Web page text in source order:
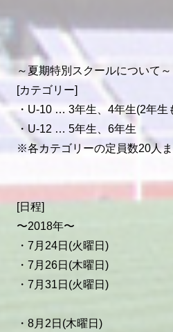
～夏期特別スクールについて～
[カテゴリー]
・U-10 … 3年生、4年生(2年生
・U-12 … 5年生、6年生
※各カテゴリーの定員数20人
[日程]
〜2018年〜
・7月24日(火曜日)
・7月26日(木曜日)
・7月31日(火曜日)
・8月2日(木曜日)